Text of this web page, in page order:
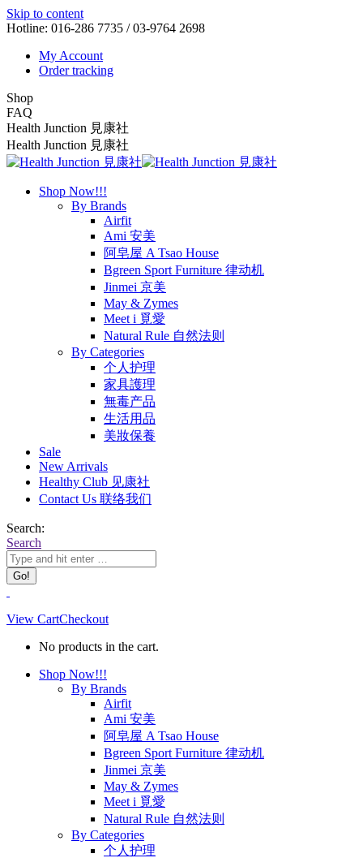
Skip to content
Hotline: 016-286 7735 / 03-9764 2698
My Account
Order tracking
Shop
FAQ
Health Junction 見康社
Health Junction 見康社
Shop Now!!!
By Brands
Airfit
Ami 安美
阿皂屋 A Tsao House
Bgreen Sport Furniture 律动机
Jinmei 京美
May & Zymes
Meet i 覓愛
Natural Rule 自然法则
By Categories
个人护理
家具護理
無毒产品
生活用品
美妝保養
Sale
New Arrivals
Healthy Club 见康社
Contact Us 联络我们
Search:
Search
View CartCheckout
No products in the cart.
Shop Now!!!
By Brands
Airfit
Ami 安美
阿皂屋 A Tsao House
Bgreen Sport Furniture 律动机
Jinmei 京美
May & Zymes
Meet i 覓愛
Natural Rule 自然法则
By Categories
个人护理